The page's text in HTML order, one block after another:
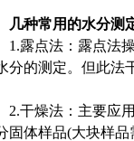
种常用的水分测
1.露点法：露点法
分的测定。但此法
2.干燥法：主要应
固体样品(大块样